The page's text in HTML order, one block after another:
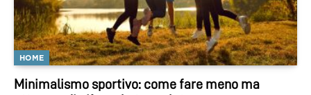
HOME
Minimalismo sportivo: come fare meno ma